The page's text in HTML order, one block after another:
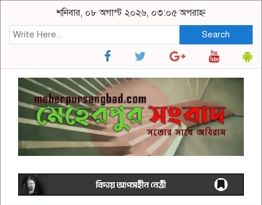
শনিবার, ০৮ অগাস্ট ২০২৬, ০৩:০৫ অপরাহ্ন
Search